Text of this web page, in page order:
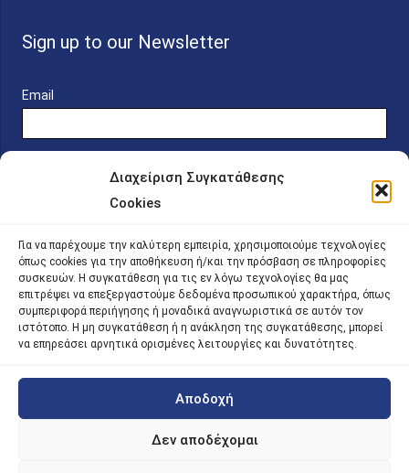
Διαχείριση Συγκατάθεσης
Cookies
Για να παρέχουμε την καλύτερη εμπειρία, χρησιμοποιούμε τεχνολογίες
όπως cookies για την αποθήκευση ή/και την πρόσβαση σε πληροφορίες
συσκευών. Η συγκατάθεση για τις εν λόγω τεχνολογίες θα μας
επιτρέψει να επεξεργαστούμε δεδομένα προσωπικού χαρακτήρα, όπως
συμπεριφορά περιήγησης ή μοναδικά αναγνωριστικά σε αυτόν τον
ιστότοπο. Η μη συγκατάθεση ή η ανάκληση της συγκατάθεσης, μπορεί
να επηρεάσει αρνητικά ορισμένες λειτουργίες και δυνατότητες.
Αποδοχή
Δεν αποδέχομαι
Sign up to our Newsletter
Email
Online Platform for Scholarship Candidates
IKY – Transparency
Sitemap
| iky.gr | All Rights Reserved
Designed and Developed by ACM Digital